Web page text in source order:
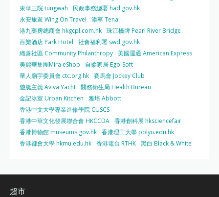
東華三院 tungwah
民政事務總署 had.gov.hk
永安旅遊 Wing On Travel
添寧 Tena
港九藥房總商會 hkgcpl.com.hk 珠江橋牌 Pearl River Bridge
百樂酒店 Park Hotel
社會福利署 swd.gov.hk
織善社區 Community Philanthropy 美國運通 American Express
美麗華集團Mira eShop
自柔家居 Ego-Soft
華人廟宇委員會 ctc.org.hk 賽馬會 Jockey Club
遊艇主義 Aviva Yacht 醫務衛生局 Health Bureau
金記冰室 Urban Kitchen
雅培 Abbott
香港中文大學專業進修學院 CUSCS
香港中華文化發展聯合會 HKCCDA 香港創科展 hksciencefair
香港博物館 museums.gov.hk 香港理工大學 polyu.edu.hk
香港都會大學 hkmu.edu.hk 香港電台 RTHK 黑白 Black & White
超市